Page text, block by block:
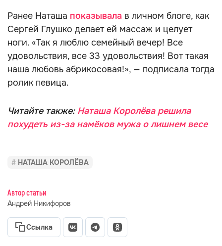
Ранее Наташа показывала в личном блоге, как
Сергей Глушко делает ей массаж и целует
ноги. «Так я люблю семейный вечер! Все
удовольствия, все 33 удовольствия! Вот такая
наша любовь абрикосовая!», — подписала тогда
ролик певица.
Читайте также: Наташа Королёва решила
похудеть из-за намёков мужа о лишнем весе
НАТАША КОРОЛЁВА
Автор статьи
Андрей Никифоров
Ссылка